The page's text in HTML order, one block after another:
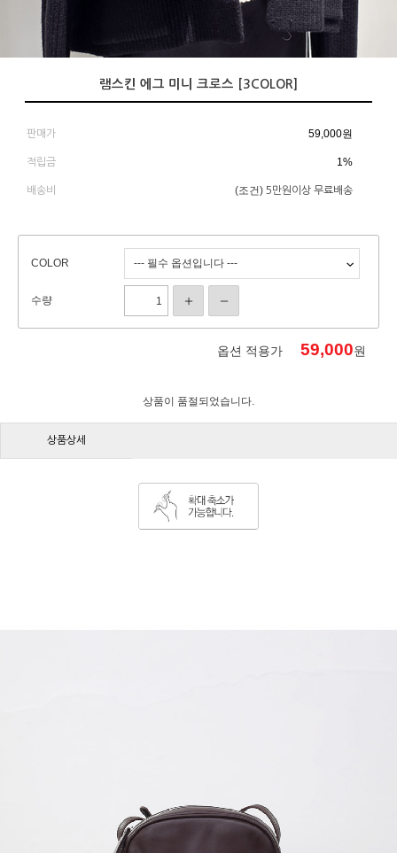
램스킨 에그 미니 크로스 [3COLOR]
판매가 59,000원
적립금 1%
배송비 (조건) 5만원이상 무료배송
COLOR
수량
옵션 적용가 59,000원
상품이 품절되었습니다.
상품상세